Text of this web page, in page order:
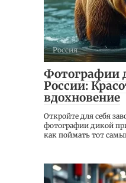
Россия
Фотографии
России:
вдохновение
Откройте для себя
фотографии дикой
как поймать тот